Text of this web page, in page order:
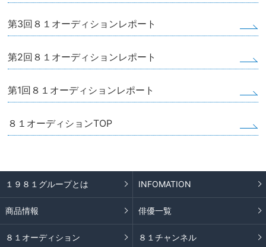
第3回８１オーディションレポート
第2回８１オーディションレポート
第1回８１オーディションレポート
８１オーディションTOP
１９８１グループとは INFOMATION
商品情報 俳優一覧
８１オーディション ８１チャンネル